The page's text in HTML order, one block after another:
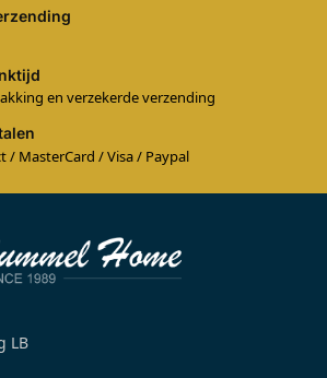
en verzekerde verzending
/ MasterCard / Visa / Paypal
LB